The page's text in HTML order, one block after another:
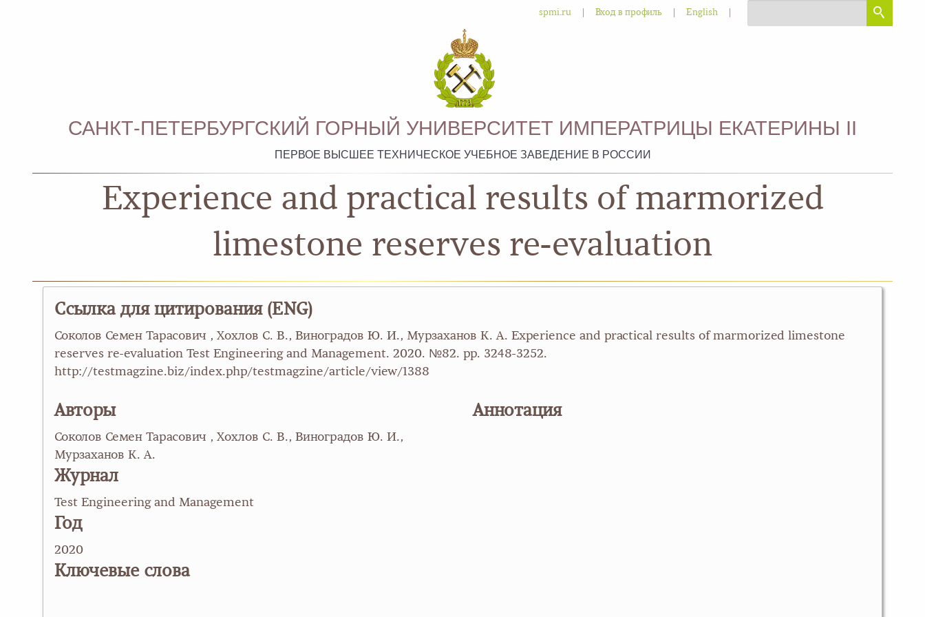
spmi.ru Вход в профиль English
САНКТ-ПЕТЕРБУРГСКИЙ ГОРНЫЙ УНИВЕРСИТЕТ ИМПЕРАТРИЦЫ ЕКАТЕРИНЫ II
ПЕРВОЕ ВЫСШЕЕ ТЕХНИЧЕСКОЕ УЧЕБНОЕ ЗАВЕДЕНИЕ В РОССИИ
Experience and practical results of marmorized
limestone reserves re-evaluation
Ссылка для цитирования (ENG)
Соколов Семен Тарасович , Хохлов С. В., Виноградов Ю. И., Мурзаханов К. А. Experience and practical results of marmorized limestone
reserves re-evaluation Test Engineering and Management. 2020. №82. pp. 3248-3252.
http://testmagzine.biz/index.php/testmagzine/article/view/1388
Авторы
Соколов Семен Тарасович , Хохлов С. В., Виноградов Ю. И.,
Мурзаханов К. А.
Журнал
Test Engineering and Management
Год
2020
Ключевые слова
Аннотация